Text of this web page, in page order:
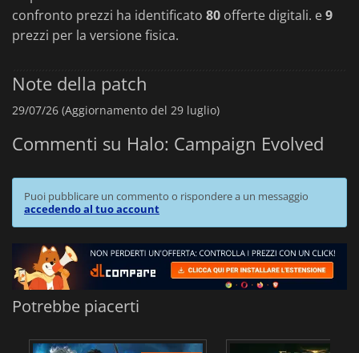
confronto prezzi ha identificato 80 offerte digitali. e9
prezzi per la versione fisica.
Note della patch
29/07/26 (Aggiornamento del 29 luglio)
Commenti su Halo: Campaign Evolved
Puoi pubblicare un commento o rispondere a un messaggio
accedendo al tuo account
Potrebbe piacerti